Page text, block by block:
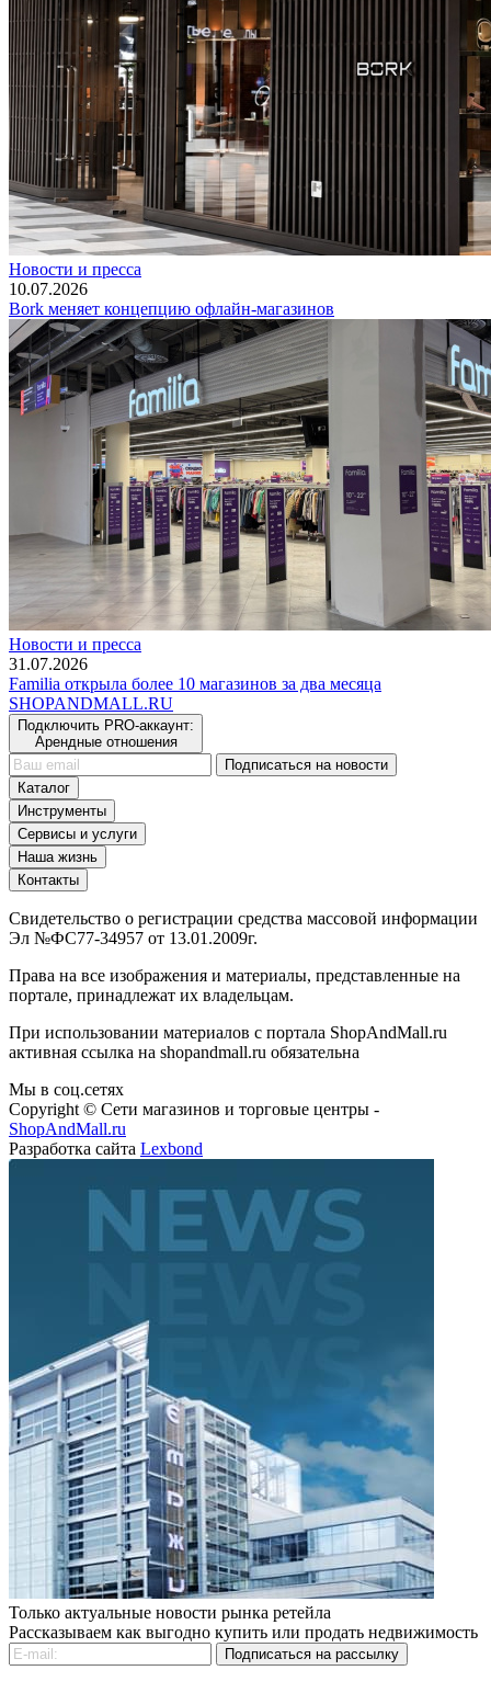
Новости и пресса
10.07.2026
Bork меняет концепцию офлайн-магазинов
Новости и пресса
31.07.2026
Familia открыла более 10 магазинов за два месяца
SHOPANDMALL.RU
Подключить PRO-аккаунт:
Арендные отношения
Подписаться на новости
Каталог
Инструменты
Сервисы и услуги
Наша жизнь
Контакты
Свидетельство о регистрации средства массовой информации
Эл №ФС77-34957 от 13.01.2009г.
Права на все изображения и материалы, представленные на
портале, принадлежат их владельцам.
При использовании материалов с портала ShopAndMall.ru
активная ссылка на shopandmall.ru обязательна
Мы в соц.сетях
Copyright © Сети магазинов и торговые центры -
ShopAndMall.ru
Разработка сайта Lexbond
Только актуальные новости рынка ретейла
Рассказываем как выгодно купить или продать недвижимость